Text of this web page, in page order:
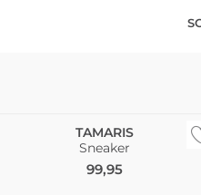
TAMARIS
Sneaker
99,95